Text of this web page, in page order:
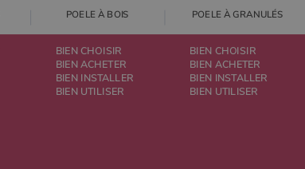
POELE À BOIS
BIEN CHOISIR
BIEN ACHETER
BIEN INSTALLER
BIEN UTILISER
POELE À GRANULÉS
BIEN CHOISIR
BIEN ACHETER
BIEN INSTALLER
BIEN UTILISER